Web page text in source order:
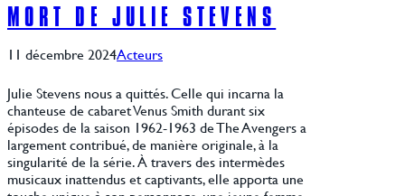
MORT DE JULIE STEVENS
11 décembre 2024Acteurs
Julie Stevens nous a quittés. Celle qui incarna la
chanteuse de cabaret Venus Smith durant six
épisodes de la saison 1962-1963 de The Avengers a
largement contribué, de manière originale, à la
singularité de la série. À travers des intermèdes
musicaux inattendus et captivants, elle apporta une